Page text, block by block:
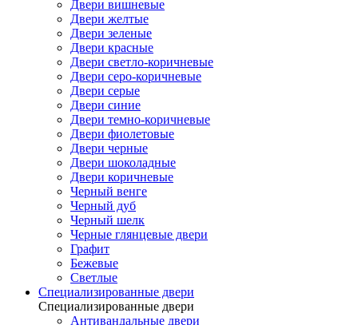
Двери вишневые
Двери желтые
Двери зеленые
Двери красные
Двери светло-коричневые
Двери серо-коричневые
Двери серые
Двери синие
Двери темно-коричневые
Двери фиолетовые
Двери черные
Двери шоколадные
Двери коричневые
Черный венге
Черный дуб
Черный шелк
Черные глянцевые двери
Графит
Бежевые
Светлые
Специализированные двери
Специализированные двери
Антивандальные двери